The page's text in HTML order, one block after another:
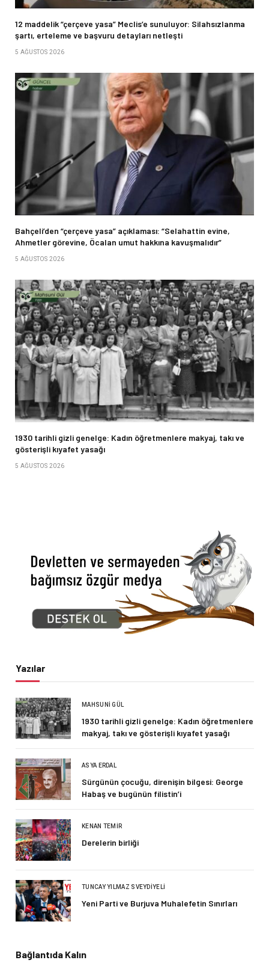
12 maddelik “çerçeve yasa” Meclis’e sunuluyor: Silahsızlanma
şartı, erteleme ve başvuru detayları netleşti
5 AĞUSTOS 2026
Bahçeli’den “çerçeve yasa” açıklaması: “Selahattin evine,
Ahmetler görevine, Öcalan umut hakkına kavuşmalıdır”
5 AĞUSTOS 2026
1930 tarihli gizli genelge: Kadın öğretmenlere makyaj, takı ve
gösterişli kıyafet yasağı
5 AĞUSTOS 2026
Yazılar
MAHSUNI GÜL
1930 tarihli gizli genelge: Kadın öğretmenlere
makyaj, takı ve gösterişli kıyafet yasağı
ASYA ERDAL
Sürgünün çocuğu, direnişin bilgesi: George
Habaş ve bugünün filistin’i
KENAN TEMIR
Derelerin birliği
TUNCAY YILMAZ SVEYDIYELI
Yeni Parti ve Burjuva Muhalefetin Sınırları
Bağlantıda Kalın